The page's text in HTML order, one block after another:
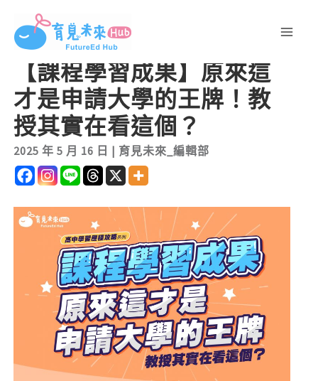
【課程學習成果】原來這
才是申請大學的王牌！教
授其實在看這個？
2025 年 5 月 16 日 | 育見未來_編輯部